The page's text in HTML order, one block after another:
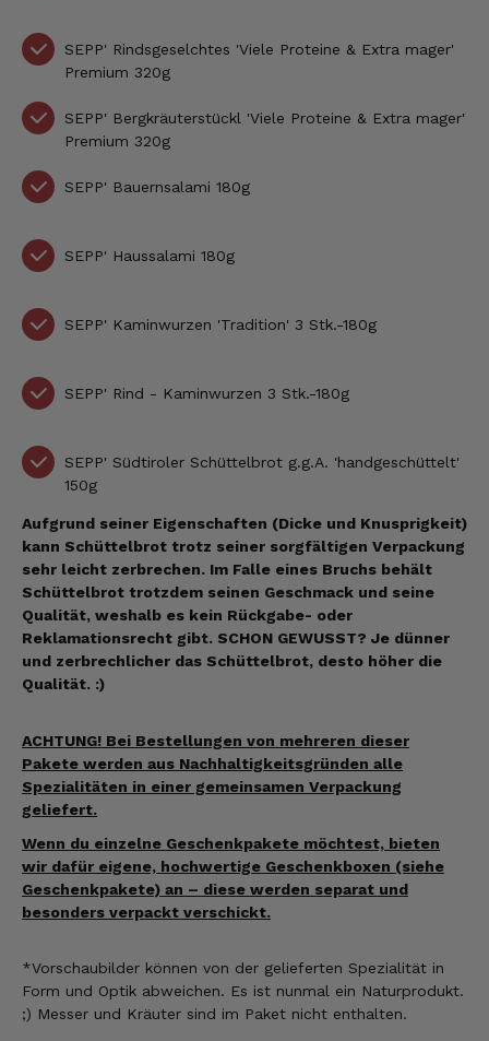
SEPP' Rindsgeselchtes 'Viele Proteine & Extra mager'
Premium 320g
SEPP' Bergkräuterstückl 'Viele Proteine & Extra mager'
Premium 320g
SEPP' Bauernsalami 180g
SEPP' Haussalami 180g
SEPP' Kaminwurzen 'Tradition' 3 Stk.-180g
SEPP' Rind - Kaminwurzen3 Stk.-180g
SEPP'Südtiroler Schüttelbrot g.g.A. 'handgeschüttelt'
150g
Aufgrund seiner Eigenschaften (Dicke und Knusprigkeit)
kann Schüttelbrot trotz seiner sorgfältigen Verpackung
sehr leicht zerbrechen. Im Falle eines Bruchs behält
Schüttelbrot trotzdem seinen Geschmack und seine
Qualität, weshalb es kein Rückgabe- oder
Reklamationsrecht gibt. SCHON GEWUSST? Je dünner
und zerbrechlicher das Schüttelbrot, desto höher die
Qualität. :)
ACHTUNG! Bei Bestellungen von mehreren dieser
Pakete werden aus Nachhaltigkeitsgründen alle
Spezialitäten in einer gemeinsamen Verpackung
geliefert.
Wenn du einzelne Geschenkpakete möchtest, bieten
wir dafür eigene, hochwertige Geschenkboxen (siehe
Geschenkpakete) an – diese werden separat und
besonders verpackt verschickt.
*Vorschaubilder können von der gelieferten Spezialität in
Form und Optik abweichen. Es ist nunmal ein Naturprodukt.
;) Messer und Kräuter sind im Paket nicht enthalten.